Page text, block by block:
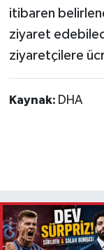
itibaren
ziyaret
ziyaretçilere
Kaynak: DHA